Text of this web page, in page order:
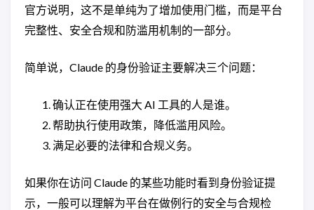
官方说明，这不是单纯为了增加使用门槛，而是平台
完整性、安全合规和防滥用机制的一部分。
简单说，Claude 的身份验证主要解决三个问题：
确认正在使用强大 AI 工具的人是谁。
帮助执行使用政策，降低滥用风险。
满足必要的法律和合规义务。
如果你在访问 Claude 的某些功能时看到身份验证提
示，一般可以理解为平台在做例行的安全与合规检